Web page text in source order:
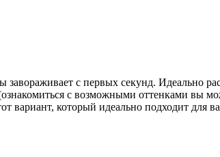
с первых секунд. Идеально
с возможными оттенками вы
который идеально подходит для